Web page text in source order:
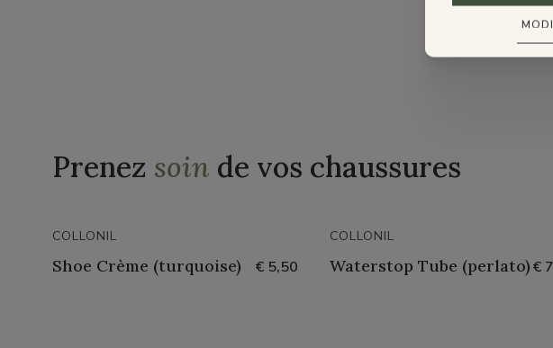
Prenez soin de vos chaussures
COLLONIL
Shoe Crème (turquoise) € 5,50
COLLONIL
Waterstop Tube (perlato)€